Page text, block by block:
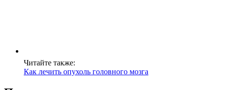
Читайте также:
Как лечить опухоль головного мозга